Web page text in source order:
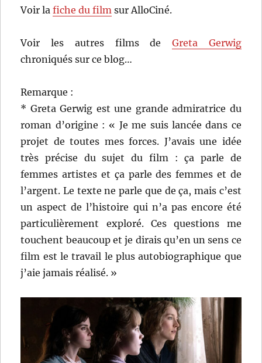
Voir lafiche du film sur AlloCiné.
Voir les autres films de Greta Gerwig
chroniqués sur ce blog…
Remarque :
* Greta Gerwig est une grande admiratrice du
roman d’origine : « Je me suis lancée dans ce
projet de toutes mes forces. J’avais une idée
très précise du sujet du film : ça parle de
femmes artistes et ça parle des femmes et de
l’argent. Le texte ne parle que de ça, mais c’est
un aspect de l’histoire qui n’a pas encore été
particulièrement exploré. Ces questions me
touchent beaucoup et je dirais qu’en un sens ce
film est le travail le plus autobiographique que
j’aie jamais réalisé. »